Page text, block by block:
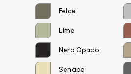
Felce
Lime
Nero Opaco
Senape